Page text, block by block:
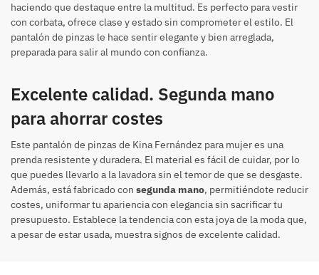
haciendo que destaque entre la multitud. Es perfecto para vestir
con corbata, ofrece clase y estado sin comprometer el estilo. El
pantalón de pinzas le hace sentir elegante y bien arreglada,
preparada para salir al mundo con confianza.
Excelente calidad. Segunda mano
para ahorrar costes
Este pantalón de pinzas de Kina Fernández para mujer es una
prenda resistente y duradera. El material es fácil de cuidar, por lo
que puedes llevarlo a la lavadora sin el temor de que se desgaste.
Además, está fabricado con segunda mano, permitiéndote reducir
costes, uniformar tu apariencia con elegancia sin sacrificar tu
presupuesto. Establece la tendencia con esta joya de la moda que,
a pesar de estar usada, muestra signos de excelente calidad.